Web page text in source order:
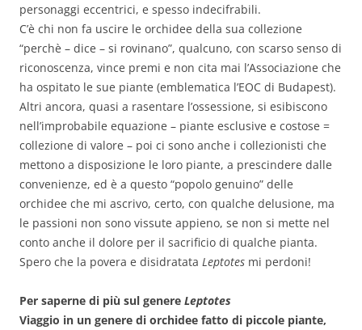
personaggi eccentrici, e spesso indecifrabili.
C’è chi non fa uscire le orchidee della sua collezione
“perchè – dice – si rovinano”, qualcuno, con scarso senso di
riconoscenza, vince premi e non cita mai l’Associazione che
ha ospitato le sue piante (emblematica l’EOC di Budapest).
Altri ancora, quasi a rasentare l’ossessione, si esibiscono
nell’improbabile equazione – piante esclusive e costose =
collezione di valore – poi ci sono anche i collezionisti che
mettono a disposizione le loro piante, a prescindere dalle
convenienze, ed è a questo “popolo genuino” delle
orchidee che mi ascrivo, certo, con qualche delusione, ma
le passioni non sono vissute appieno, se non si mette nel
conto anche il dolore per il sacrificio di qualche pianta.
Spero che la povera e disidratata Leptotes mi perdoni!
Per saperne di più sul genere Leptotes
Viaggio in un genere di orchidee fatto di piccole piante,